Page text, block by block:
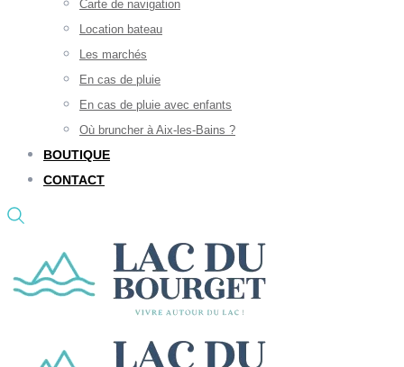
Carte de navigation
Location bateau
Les marchés
En cas de pluie
En cas de pluie avec enfants
Où bruncher à Aix-les-Bains ?
BOUTIQUE
CONTACT